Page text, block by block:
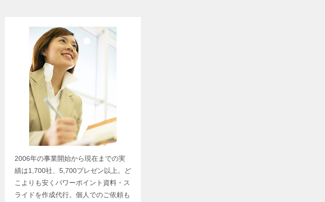
2006年の事業開始から現在までの実
績は1,700社、5,700プレゼン以上。ど
こよりも安くパワーポイント資料・ス
ライドを作成代行。個人でのご依頼も